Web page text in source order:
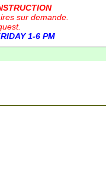
sur demande.
1-6 PM